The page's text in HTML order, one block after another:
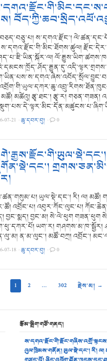
ས་དགའ་རྫོང་།
ས་དགའ་རྫོང་གི་མིང་ཐོགས་ཚུལ།
མཚོ། མཚེའུ། རྩྭ་ཐང་། རྩྭ་ར།
07-21 ·ཆུ་དབར་བུ། · 0
ཡུལ་སྡེ་དང་། རི། ལ།
འབྲོང་པ། འབུར་ཀོང་ལུང་པ།
བྱང་སྨད། བྱང་མ། སེ་ལེ་ཕུག གཟན་ཕུག
ཡག་ར། གཤགས་མ་ཁ་སྦྱོར།
ན་མ་ལུང་། མཚོ་བཀྲ། འབྲོང་།
07-18 ·ཆུ་དབར་བུ། · 0
1 2 … 302 རྗེས་མ། →
རྩོམ་སྒྲིག་གཙོ་གནད།
འུལ་ཁྲིམས་གནོན། ཡུལ་སྡེ་དང་། རི། ལ།